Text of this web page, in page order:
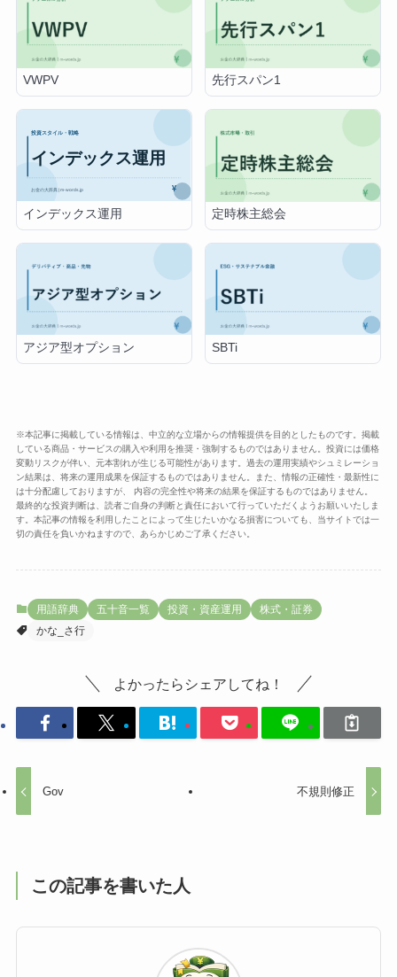
VWPV 先行スパン1
インデックス運用 定時株主総会
アジア型オプション SBTi
※本記事に掲載している情報は、中立的な立場からの情報提供を目的としたものです。掲載
している商品・サービスの購入や利用を推奨・強制するものではありません。投資には価格
変動リスクが伴い、元本割れが生じる可能性があります。過去の運用実績やシュミレーショ
ン結果は、将来の運用成果を保証するものではありません。また、情報の正確性・最新性に
は十分配慮しておりますが、 内容の完全性や将来の結果を保証するものではありません。
最終的な投資判断は、読者ご自身の判断と責任において行っていただくようお願いいたしま
す。本記事の情報を利用したことによって生じたいかなる損害についても、当サイトでは一
切の責任を負いかねますので、あらかじめご了承ください。
用語辞典 五十音一覧 投資・資産運用
株式・証券
かな_さ行
よかったらシェアしてね！
Gov 不規則修正
この記事を書いた人